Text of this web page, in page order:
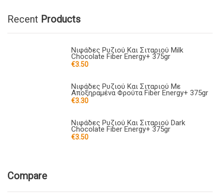
Recent Products
Νιφάδες Ρυζιού Και Σιταριού Milk
Chocolate Fiber Energy+ 375gr
€3.50
Νιφάδες Ρυζιού Και Σιταριού Με
Αποξηραμένα Φρούτα Fiber Energy+ 375gr
€3.30
Νιφάδες Ρυζιού Και Σιταριού Dark
Chocolate Fiber Energy+ 375gr
€3.50
Compare